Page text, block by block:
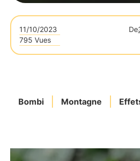
11/10/2023 De
795 Vues
Bombi Montagne